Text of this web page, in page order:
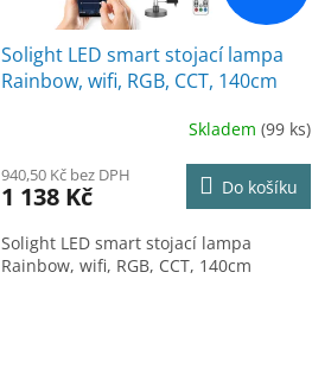
Solight LED smart stojací lampa
Rainbow, wifi, RGB, CCT, 140cm
Skladem (99 ks)
940,50 Kč bez DPH
1 138 Kč Do košíku
Solight LED smart stojací lampa
Rainbow, wifi, RGB, CCT, 140cm